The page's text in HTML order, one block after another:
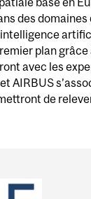
des
plan
avec les
AIRBUS
de